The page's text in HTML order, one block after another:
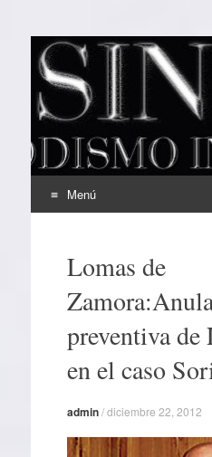
EL
Periodismo Inteligente
Menú
contenidoLomas de
preventiva de
en el caso
admin/diciembre 22, 2012